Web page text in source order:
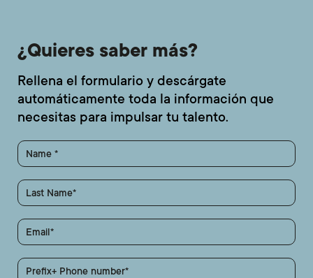
¿Quieres saber más?
Rellena el formulario y descárgate
automáticamente toda la información que
necesitas para impulsar tu talento.
Name
Last Name
Email
Prefix+ Phone number